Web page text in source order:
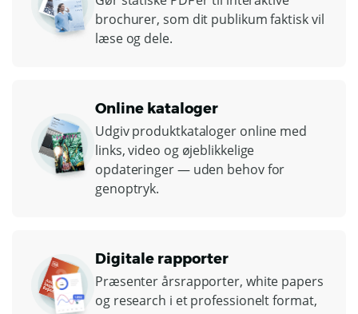
brochurer, som dit publikum faktisk vil
læse og dele.
Online kataloger
Udgiv produktkataloger online med
links, video og øjeblikkelige
opdateringer — uden behov for
genoptryk.
Digitale rapporter
Præsenter årsrapporter, white papers
og research i et professionelt format,